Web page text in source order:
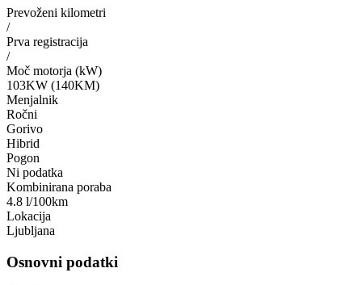
Prevoženi kilometri
/
Prva registracija
/
Moč motorja (kW)
103KW (140KM)
Menjalnik
Ročni
Gorivo
Hibrid
Pogon
Ni podatka
Kombinirana poraba
4.8 l/100km
Lokacija
Ljubljana
Osnovni podatki